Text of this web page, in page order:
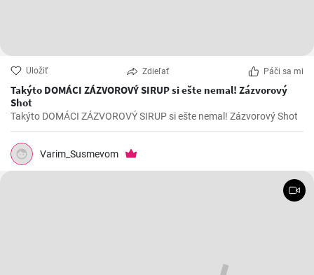
Uložiť Zdieľať Páči sa mi
Takýto DOMÁCI ZÁZVOROVÝ SIRUP si ešte nemal! Zázvorový
Shot
Takýto DOMÁCI ZÁZVOROVÝ SIRUP si ešte nemal! Zázvorový Shot
Varim_Susmevom